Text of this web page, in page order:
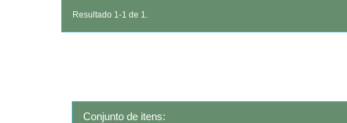
Resultado 1-1 de 1.
Conjunto de itens: